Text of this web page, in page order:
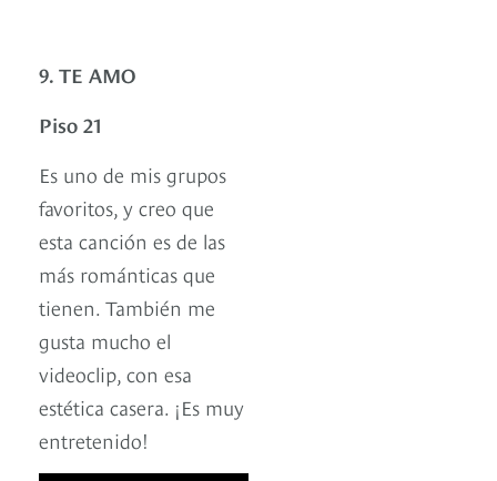
9. TE AMO
Piso 21
Es uno de mis grupos
favoritos, y creo que
esta canción es de las
más románticas que
tienen. También me
gusta mucho el
videoclip, con esa
estética casera. ¡Es muy
entretenido!